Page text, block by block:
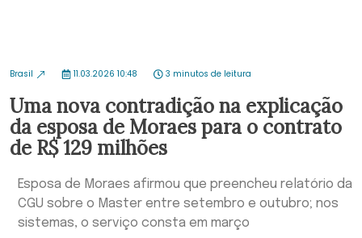
Brasil 11.03.2026 10:48 3 minutos de leitura
Uma nova contradição na explicação
da esposa de Moraes para o contrato
de R$ 129 milhões
Esposa de Moraes afirmou que preencheu relatório da
CGU sobre o Master entre setembro e outubro; nos
sistemas, o serviço consta em março